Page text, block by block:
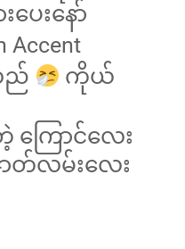
ပေးနော်
Accent
ည်
ကိုယ်
ကြောင်လေး
တ်လမ်းလေး